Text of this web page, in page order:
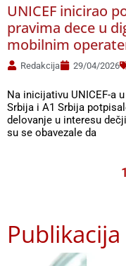
UNICEF inicirao
pravima dece u
mobilnim
Redakcija 29/04/2026
Na inicijativu UNICEF-a
Srbija i A1 Srbija
delovanje u interesu
su se obavezale da
1
Publikacija